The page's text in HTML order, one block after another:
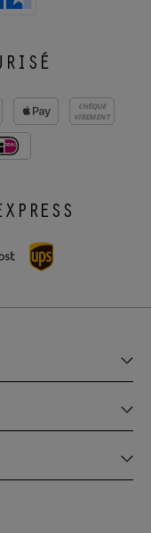
CHÈQUE
VIREMENT